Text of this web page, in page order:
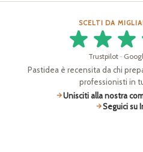
SCELTI DA
Trustpilot ·
Pastidea è recensita da chi
professionisti in
Unisciti alla nostra
Seguici su